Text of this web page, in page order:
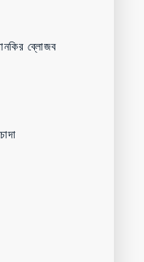
ব্লোজব